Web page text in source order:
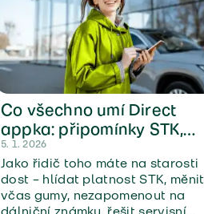
Co všechno umí Direct
appka: připomínky STK,
servisu i dálniční známky
5. 1. 2026
Jako řidič toho máte na starosti
dost – hlídat platnost STK, měnit
včas gumy, nezapomenout na